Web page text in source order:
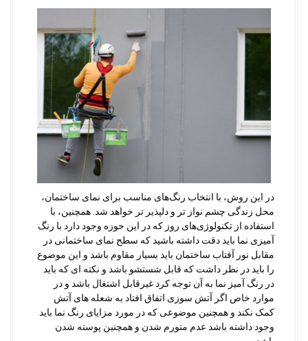
در این روش، با انتخاب رنگ‌های مناسب برای نمای ساختمان،
محل زندگی چشم نواز تر و دلپذیر تر خواهد شد. همچنین، با
استفاده از تکنولوژی‌های روز که در این حوزه وجود دارد با رنگ
آمیزی نما باید دقت داشته باشید که سطح نمای ساختمانی در
مقابل نور آفتاب ساختمان باید بسیار مقاوم باشد و این موضوع
را باید در نظر داشت که قابل شستشو باشد و نکته ای که باید
در رنگ آمیز نما به آن توجه کرد غیرقابل اشتغال باشد و در
موارد خاص اگر آتش سوزی اتفاق افتاد به شعله های آتش
کمک نکند و همچنین موضوعی که در مورد مزایای رنگ نما باید
وجود داشته باشد عدم متورم شدن و همچنین پوسته شدن